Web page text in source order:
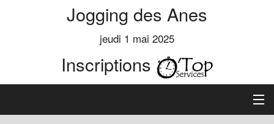
Jogging des Anes
jeudi 1 mai 2025
Inscriptions